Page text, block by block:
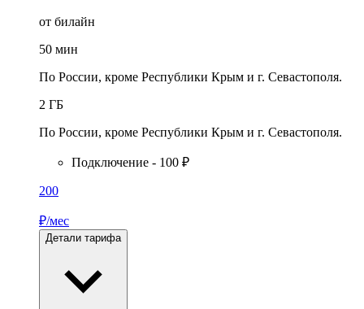
от билайн
50 мин
По России, кроме Республики Крым и г. Севастополя.
2 ГБ
По России, кроме Республики Крым и г. Севастополя.
Подключение - 100 ₽
200
₽/мес
Детали тарифа